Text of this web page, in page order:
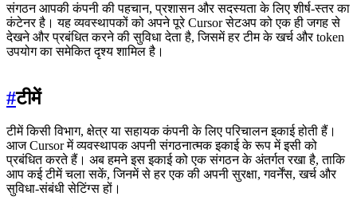
संगठन आपकी कंपनी की पहचान, प्रशासन और सदस्यता के लिए शीर्ष-स्तर का
कंटेनर है। यह व्यवस्थापकों को अपने पूरे Cursor सेटअप को एक ही जगह से
देखने और प्रबंधित करने की सुविधा देता है, जिसमें हर टीम के खर्च और token
उपयोग का समेकित दृश्य शामिल है।
#टीमें
टीमें किसी विभाग, क्षेत्र या सहायक कंपनी के लिए परिचालन इकाई होती हैं।
आज Cursor में व्यवस्थापक अपनी संगठनात्मक इकाई के रूप में इसी को
प्रबंधित करते हैं। अब हमने इस इकाई को एक संगठन के अंतर्गत रखा है, ताकि
आप कई टीमें चला सकें, जिनमें से हर एक की अपनी सुरक्षा, गवर्नेंस, खर्च और
सुविधा-संबंधी सेटिंग्स हों।